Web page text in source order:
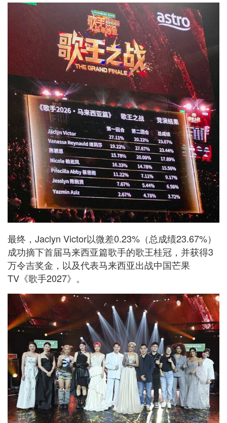
最终，Jaclyn Victor以微差0.23%（总成绩23.67%）
成功摘下首届马来西亚篇歌手的歌王桂冠，并获得3
万令吉奖金，以及代表马来西亚出战中国芒果
TV《歌手2027》。